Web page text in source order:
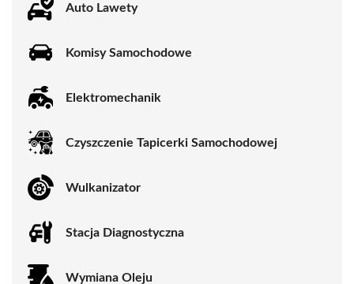
Auto Lawety
Komisy Samochodowe
Elektromechanik
Czyszczenie Tapicerki Samochodowej
Wulkanizator
Stacja Diagnostyczna
Wymiana Oleju